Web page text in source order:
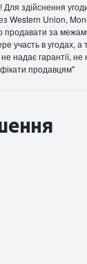
здійснення
Western Union,
продавати за
участь в угодах,
надає гарантії,
продавцям"